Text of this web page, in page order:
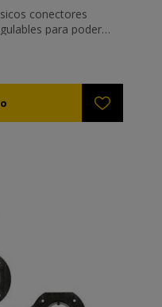
conectores
para poder
ponemos un
son los
Galvanizados